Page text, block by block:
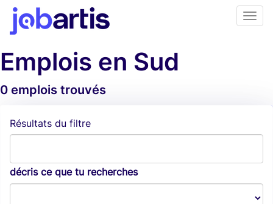
Emplois en Sud
0 emplois trouvés
Résultats du filtre
décris ce que tu recherches